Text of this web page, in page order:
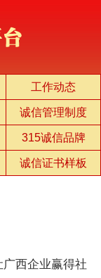
工作动态
诚信管理制度
315诚信品牌
诚信证书样板
西企业赢得社